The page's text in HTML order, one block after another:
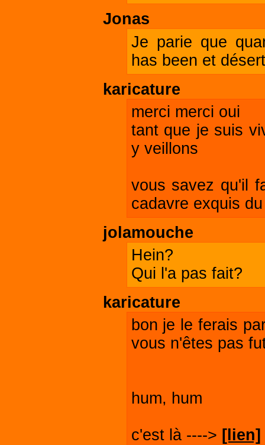
Jonas
Je parie que
has been et
karicature
merci merci oui
tant que je suis
y veillons
vous savez qu'il
cadavre exquis
jolamouche
Hein?
Qui l'a pas fait?
karicature
bon je le ferais
vous n'êtes pas
hum, hum
c'est là ----> [lien]